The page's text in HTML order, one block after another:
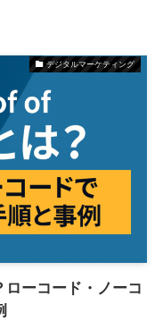
デジタルマーケティング
ーコード・ノーコ